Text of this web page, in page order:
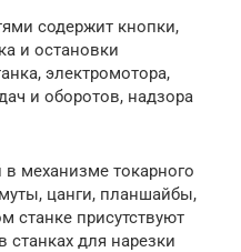
содержит кнопки,
и остановки
электромотора,
и оборотов, надзора
механизме токарного
цанги, планшайбы,
станке присутствуют
для нарезки